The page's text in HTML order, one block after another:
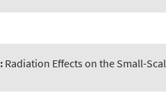
Radiation Effects on the Small-